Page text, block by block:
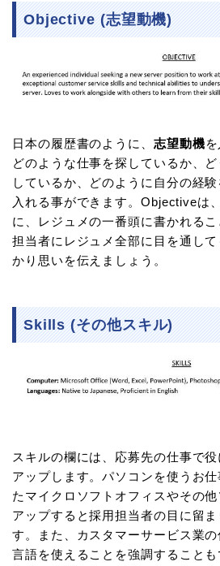
Objective (志望動機)
日本の履歴書のように、 志望動機
どのような仕事を探しているか、
しているか、どのように自分の経
入れる事ができます。Objectiveは
に、レジュメの一番頭に書かれる
担当者にレジュメ全部に目を通し
かり思いを伝えましょう。
Skills (その他スキル)
スキルの欄には、応募先の仕事で
アップします。パソコンを使うお
たマイクロソフトオフィスやその
アップすると採用担当者の目に留
す。また、カスタマーサービス業
言語を使えることを強調することも